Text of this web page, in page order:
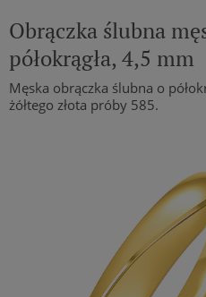
Obrączka ślubna
półokrągła, 4,5 mm
Męska obrączka ślubna o
żółtego złota próby 585.